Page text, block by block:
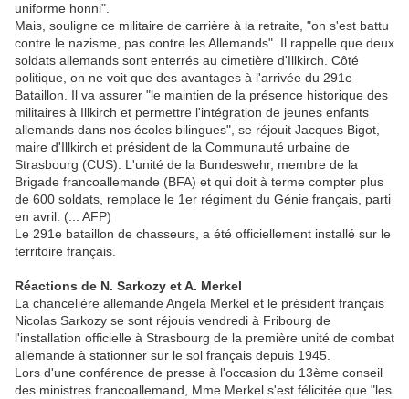
uniforme honni".
Mais, souligne ce militaire de carrière à la retraite, "on s'est battu
contre le nazisme, pas contre les Allemands". Il rappelle que deux
soldats allemands sont enterrés au cimetière d'Illkirch. Côté
politique, on ne voit que des avantages à l'arrivée du 291e
Bataillon. Il va assurer "le maintien de la présence historique des
militaires à Illkirch et permettre l'intégration de jeunes enfants
allemands dans nos écoles bilingues", se réjouit Jacques Bigot,
maire d'Illkirch et président de la Communauté urbaine de
Strasbourg (CUS). L'unité de la Bundeswehr, membre de la
Brigade francoallemande (BFA) et qui doit à terme compter plus
de 600 soldats, remplace le 1er régiment du Génie français, parti
en avril. (... AFP)
Le 291e bataillon de chasseurs, a été officiellement installé sur le
territoire français.
Réactions de N. Sarkozy et A. Merkel
La chancelière allemande Angela Merkel et le président français
Nicolas Sarkozy se sont réjouis vendredi à Fribourg de
l'installation officielle à Strasbourg de la première unité de combat
allemande à stationner sur le sol français depuis 1945.
Lors d'une conférence de presse à l'occasion du 13ème conseil
des ministres francoallemand, Mme Merkel s'est félicitée que "les